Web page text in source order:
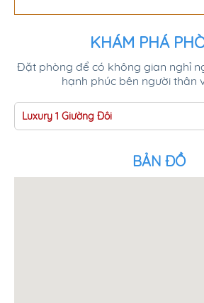
KHÁM PHÁ
Đặt phòng để có không gian nghỉ
hạnh phúc bên người thân
Luxury 1 Giường Đôi
BẢN ĐỒ